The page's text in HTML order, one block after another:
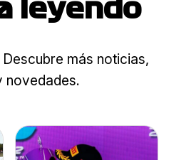
leyendo
más noticias,
novedades.